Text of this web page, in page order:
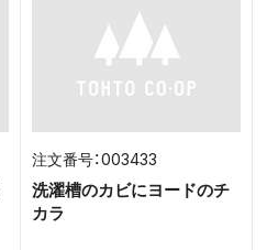
003433
洗濯槽のカビにヨードのチ
カラ